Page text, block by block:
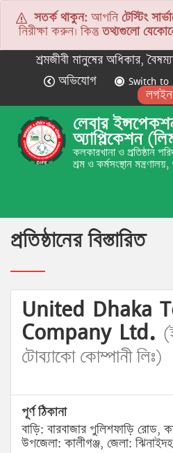
সতর্ক থাকুন: আপনিটেস্টিং
নিরীক্ষা করুন। কিন্তুতথ্যগুলো
শ্রমজীবী মানুষের অধিকার,
অভিযোগ
Switch to
লগইন
লেবার
অ্যাপ্লিকেশন
কলকারখানা ও প্রতিষ্ঠান
শ্রম ও কর্মসংস্থান
প্রতিষ্ঠানের বিস্তারিত
United Dhaka
Company Ltd.
টোব্যাকো কোম্পানী লিঃ)
পূর্ণ ঠিকানা
বাড়ি: বারবাজার পুলিশফাড়ি রোড,
উপজেলা: কালীগঞ্জ, জেলা: